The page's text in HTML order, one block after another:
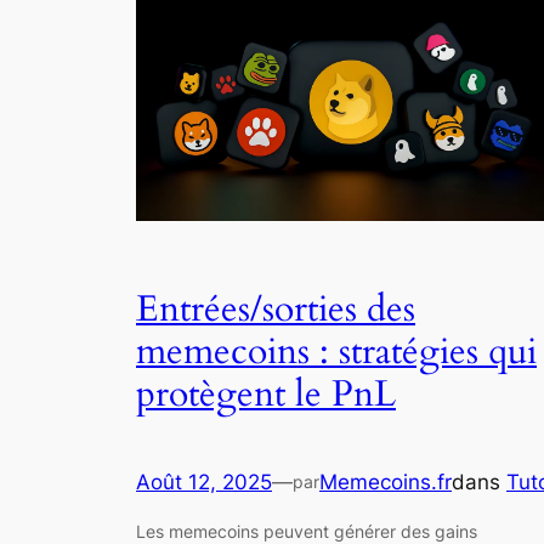
Entrées/sorties des
memecoins : stratégies qui
protègent le PnL
Août 12, 2025—parMemecoins.frdans
Les memecoins peuvent générer des gains